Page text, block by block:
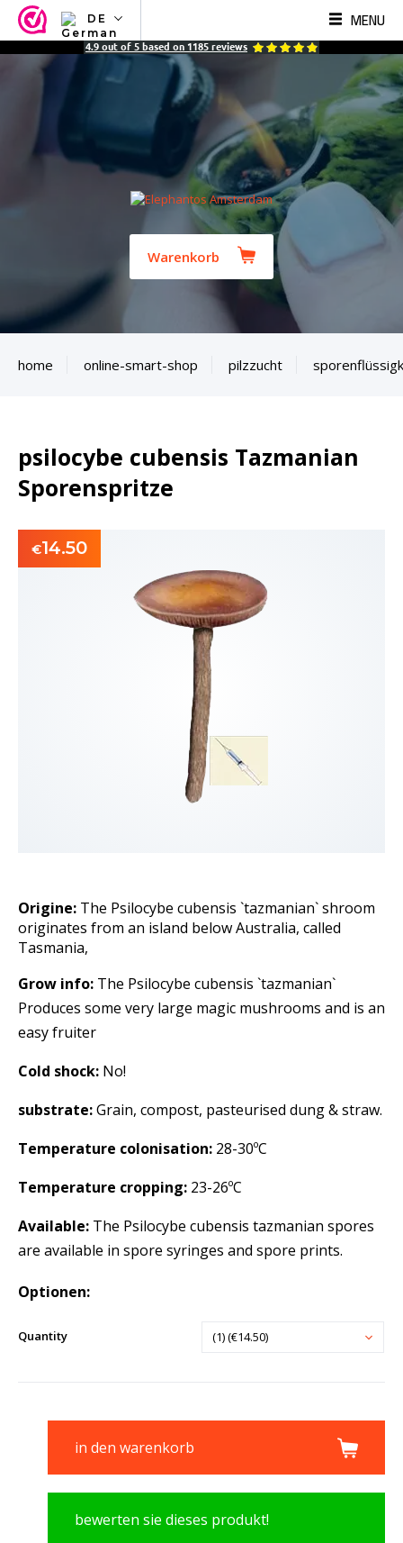
DE
NL
ES
MENU
4.9 out of 5 based on 1185 reviews
Warenkorb
home online-smart-shop pilzzucht
psilocybe cubensis Tazmanian
Sporenspritze
€14.50
Origine: The Psilocybe cubensis `tazmanian` shroom
originates from an island below Australia, called
Tasmania,
Grow info: The Psilocybe cubensis `tazmanian`
Produces some very large magic mushrooms and is an
easy fruiter
Cold shock: No!
substrate:Grain, compost, pasteurised dung & straw.
Temperature colonisation: 28-30ºC
Temperature cropping: 23-26ºC
Available: The Psilocybe cubensis tazmanian spores
are available in spore syringes and spore prints.
Optionen:
Quantity (1) (€14.50)
in den warenkorb
bewerten sie dieses produkt!